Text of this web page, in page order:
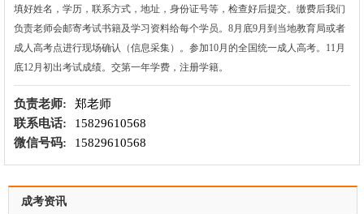
填好姓名，学历，联系方式，地址，身份证号等，检查好后提交。缴费后我们
负责老师会邮寄考试书籍及学习资料给每个学员。8月底9月到当地教育局或者
成人高考点进行现场确认（信息采集）。参加10月的全国统一成人高考。11月
底12月初出考试成绩。交第一年学费，注册学籍。
负责老师:
郑老师
联系电话:
15829610568
微信号码:
15829610568
成考资讯